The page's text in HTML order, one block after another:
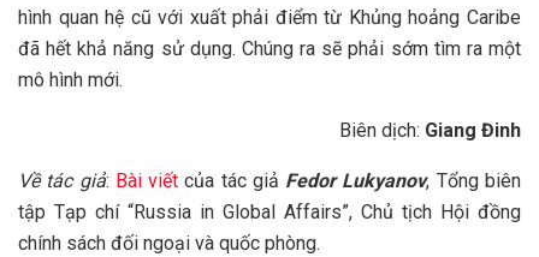
hình quan hệ cũ với xuất phải điểm từ Khủng hoảng Caribe
đã hết khả năng sử dụng. Chúng ra sẽ phải sớm tìm ra một
mô hình mới.
Biên dịch: Giang Đinh
Về tác giả: Bài viết của tác giả Fedor Lukyanov, Tổng biên
tập Tạp chí “Russia in Global Affairs”, Chủ tịch Hội đồng
chính sách đối ngoại và quốc phòng.